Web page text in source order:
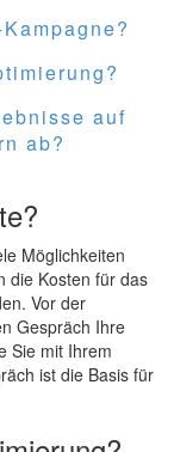
auf
ab?
Möglichkeiten
die Kosten für das
Vor der
Gespräch Ihre
Sie mit Ihrem
ist die Basis für